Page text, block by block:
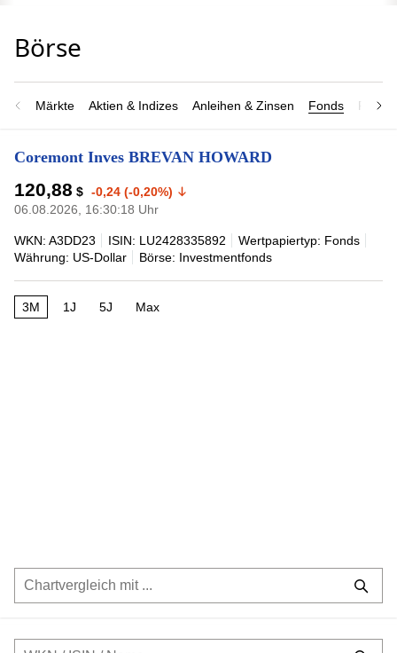
Märkte Aktien & Indizes Anleihen & Zinsen Fonds
Coremont Inves BREVAN HOWARD
120,88 $ -0,24 (-0,20%)
06.08.2026, 16:30:18 Uhr
WKN: A3DD23 ISIN: LU2428335892
Wertpapiertyp: Fonds
Währung: US-Dollar
Börse: Investmentfonds
3M 1J 5J Max